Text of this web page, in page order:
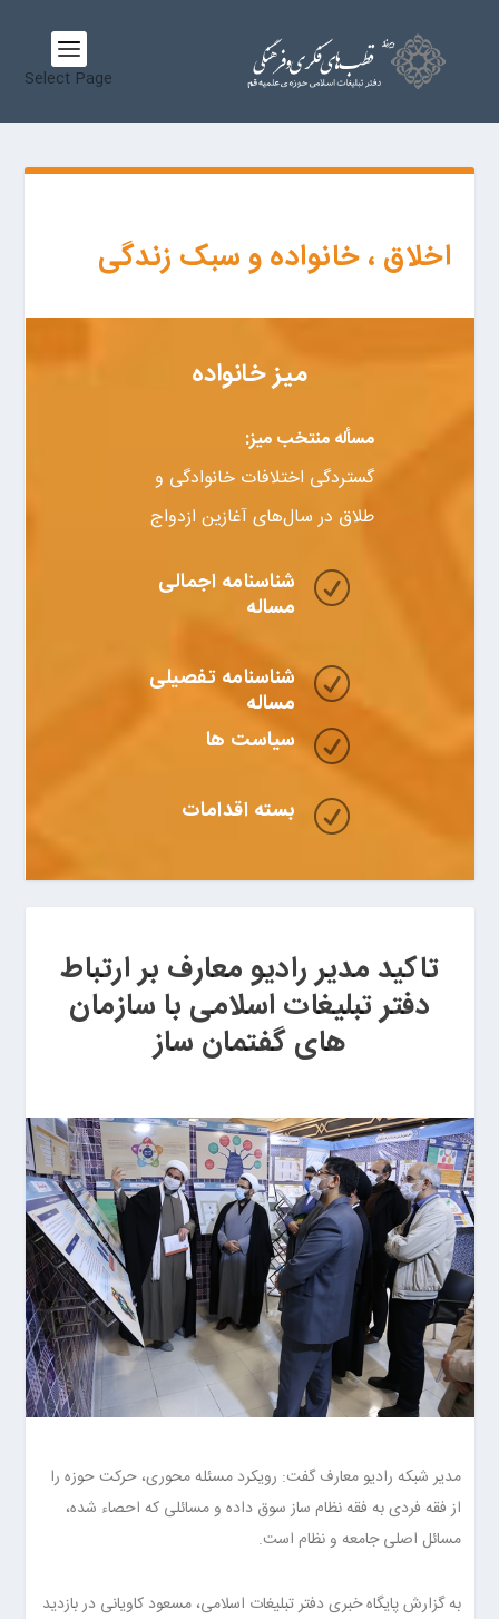
Select Page
اخلاق ، خانواده و سبک زندگی
میز خانواده
مسأله منتخب میز:
گستردگی اختلافات خانوادگی و
طلاق در سال‌های آغازین ازدواج
R شناسنامه اجمالی
مساله
R شناسنامه تفصیلی
مساله
R سیاست ها
R بسته اقدامات
تاکید مدیر رادیو معارف بر ارتباط
دفتر تبلیغات اسلامی با سازمان
های گفتمان ساز
مدیر شبکه رادیو معارف گفت: رویکرد مسئله محوری، حرکت حوزه را
از فقه فردی به فقه نظام ساز سوق داده و مسائلی که احصاء شده،
مسائل اصلی جامعه و نظام است.
به گزارش پایگاه خبری دفتر تبلیغات اسلامی، مسعود کاویانی در بازدید